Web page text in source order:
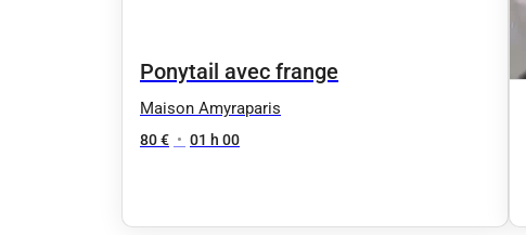
Ponytail avec frange
Maison Amyraparis
80 € • 01 h 00